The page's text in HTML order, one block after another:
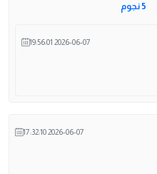
5 نجوم
2026-06-07 19:56:01
2026-06-07 17:32:10